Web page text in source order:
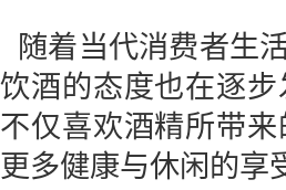
随着当代消费者生
饮酒的态度也在逐
不仅喜欢酒精所带
更多健康与休闲的享